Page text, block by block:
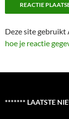
Deze site gebruikt
hoe je reactie
******* LAATSTE